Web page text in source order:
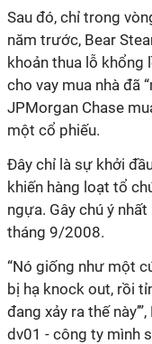
Sau đó, chỉ trong
năm trước, Bear
khoản thua lỗ khổng
cho vay mua nhà đã
JPMorgan Chase
một cổ phiếu.
Đây chỉ là sự khởi
khiến hàng loạt tổ
ngựa. Gây chú ý
tháng 9/2008.
“Nó giống như một
bị hạ knock out, rồi
đang xảy ra thế
dv01 - công ty mình